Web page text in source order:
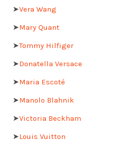
➤Vera Wang
➤Mary Quant
➤Tommy Hilfiger
➤Donatella Versace
➤Maria Escoté
➤Manolo Blahnik
➤Victoria Beckham
➤Louis Vuitton